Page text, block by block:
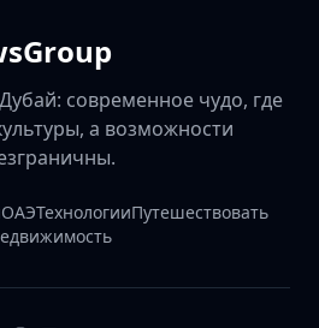
современное чудо, где
а возможности
ОАЭТехнологииПутешествовать